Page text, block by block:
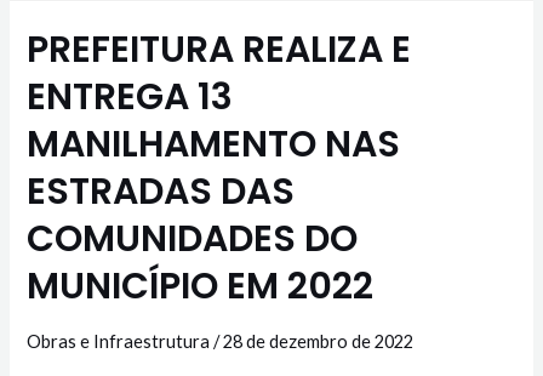
PREFEITURA REALIZA E
ENTREGA 13
MANILHAMENTO NAS
ESTRADAS DAS
COMUNIDADES DO
MUNICÍPIO EM 2022
Obras e Infraestrutura /28 de dezembro de 2022